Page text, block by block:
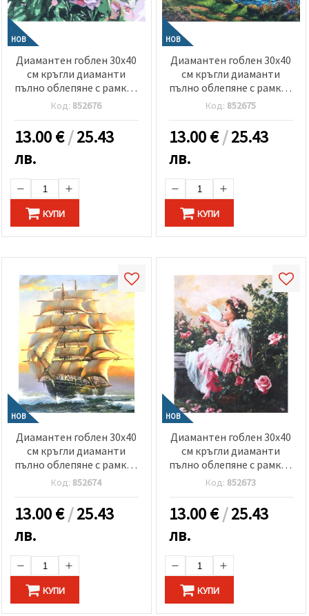
НОВ
Диамантен гоблен 30x40
см кръгли диаманти
пълно облепяне с рамка -
Акварелни божури
Код: 852676
13.00€/25.43
лв.
КУПИ
НОВ
Диамантен гоблен 30x40
см кръгли диаманти
пълно облепяне с рамка -
Тиха църква край брега
Код: 852675
13.00€/25.43
лв.
КУПИ
НОВ
Диамантен гоблен 30x40
см кръгли диаманти
пълно облепяне с рамка -
Морска свобода
Код: 852674
13.00€/25.43
лв.
КУПИ
НОВ
Диамантен гоблен 30x40
см кръгли диаманти
пълно облепяне с рамка -
Нежен ангел в
Код: 852673
13.00€/25.43
лв.
КУПИ